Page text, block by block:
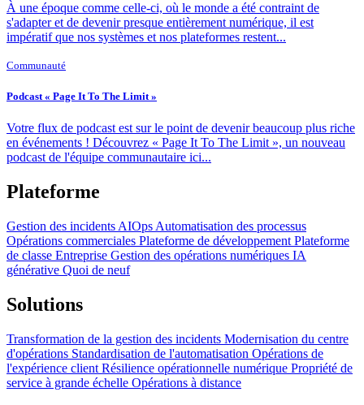
À une époque comme celle-ci, où le monde a été contraint de
s'adapter et de devenir presque entièrement numérique, il est
impératif que nos systèmes et nos plateformes restent...
Communauté
Podcast « Page It To The Limit »
Votre flux de podcast est sur le point de devenir beaucoup plus riche
en événements ! Découvrez « Page It To The Limit », un nouveau
podcast de l'équipe communautaire ici...
Plateforme
Gestion des incidents AIOps Automatisation des processus
Opérations commerciales Plateforme de développement Plateforme
de classe Entreprise Gestion des opérations numériques IA
générative Quoi de neuf
Solutions
Transformation de la gestion des incidents Modernisation du centre
d'opérations Standardisation de l'automatisation Opérations de
l'expérience client Résilience opérationnelle numérique Propriété de
service à grande échelle Opérations à distance